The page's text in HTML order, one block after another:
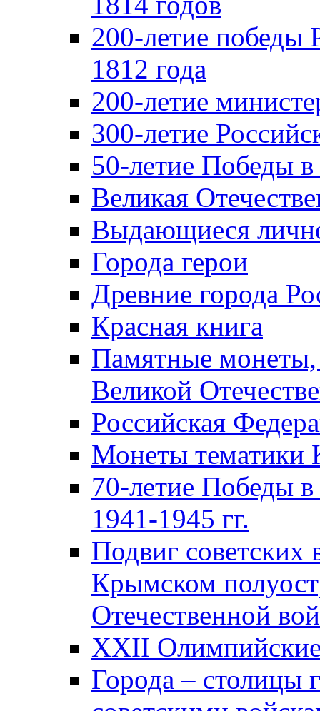
200-летие победы
1812 года
200-летие
300-летие
50-летие Победы
Великая
Выдающиеся
Города герои
Древние города
Красная книга
Памятные
Великой
Российская
Монеты тематики
70-летие Победы
1941-1945 гг.
Подвиг советских
Крымском
Отечественной
XXII
Города – столицы